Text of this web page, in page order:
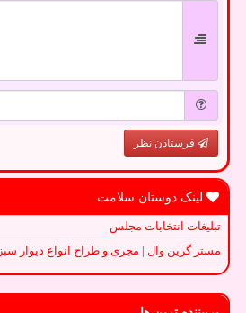
فرستادن نظر
لینک دوستان سلامت
تبلیغات انتخابات مجلس
مستر گرین وال | مجری و طراح انواع دیوار سبز